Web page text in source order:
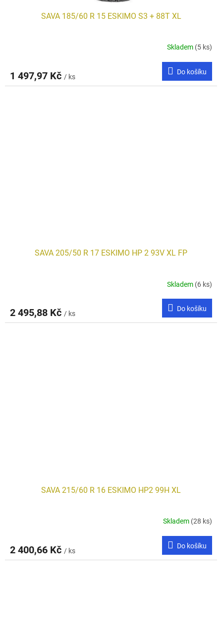
SAVA 185/60 R 15 ESKIMO S3 + 88T XL
Skladem (5 ks)
1 497,97 Kč / ks
Do košíku
SAVA 205/50 R 17 ESKIMO HP 2 93V XL FP
Skladem (6 ks)
2 495,88 Kč / ks
Do košíku
SAVA 215/60 R 16 ESKIMO HP2 99H XL
Skladem (28 ks)
2 400,66 Kč / ks
Do košíku